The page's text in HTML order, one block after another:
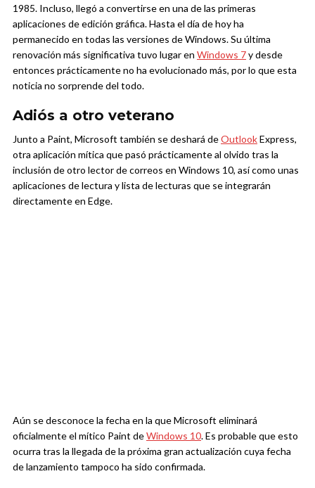
1985. Incluso, llegó a convertirse en una de las primeras
aplicaciones de edición gráfica. Hasta el día de hoy ha
permanecido en todas las versiones de Windows. Su última
renovación más significativa tuvo lugar en Windows 7y desde
entonces prácticamente no ha evolucionado más, por lo que esta
noticia no sorprende del todo.
Adiós a otro veterano
Junto a Paint, Microsoft también se deshará deOutlookExpress,
otra aplicación mítica que pasó prácticamente al olvido tras la
inclusión de otro lector de correos en Windows 10, así como unas
aplicaciones de lectura y lista de lecturas que se integrarán
directamente en Edge.
Aún se desconoce la fecha en la que Microsoft eliminará
oficialmente el mítico Paint deWindows 10. Es probable que esto
ocurra tras la llegada de la próxima gran actualización cuya fecha
de lanzamiento tampoco ha sido confirmada.